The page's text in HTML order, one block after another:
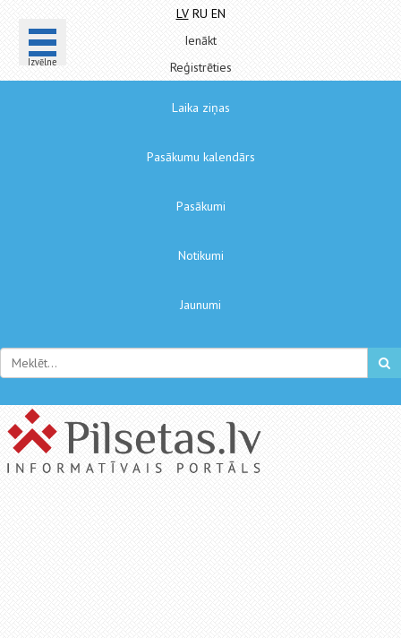
Izvēlne
LV RU EN
Ienākt
Reģistrēties
Laika ziņas
Pasākumu kalendārs
Pasākumi
Notikumi
Jaunumi